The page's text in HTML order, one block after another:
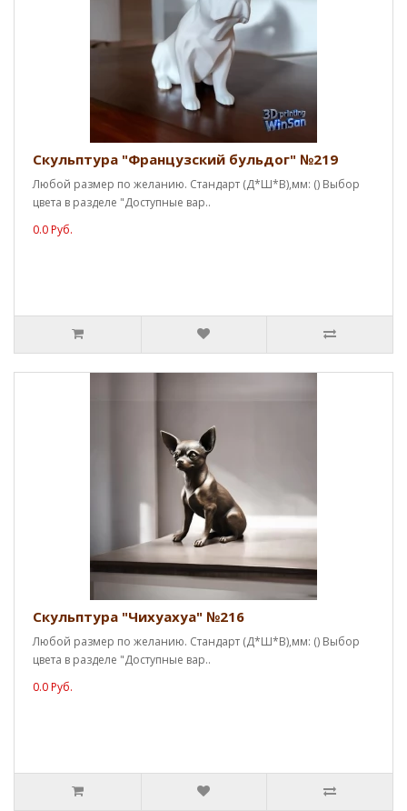
Скульптура "Французский бульдог" №219
Любой размер по желанию. Стандарт (Д*Ш*В),мм: () Выбор
цвета в разделе "Доступные вар..
0.0 Руб.
Скульптура "Чихуахуа" №216
Любой размер по желанию. Стандарт (Д*Ш*В),мм: () Выбор
цвета в разделе "Доступные вар..
0.0 Руб.